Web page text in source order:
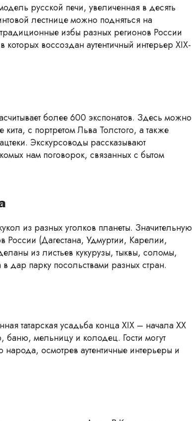
русской печи, увеличенная в десять
лестнице можно подняться на
избы разных регионов России
воссоздан аутентичный интерьер XIX-
более 600 экспонатов. Здесь можно
с портретом Льва Толстого, а также
Экскурсоводы рассказывают
нам поговорок, связанных с бытом
из разных уголков планеты. Значительную
России (Дагестана, Удмуртии, Карелии,
из листьев кукурузы, тыквы, соломы,
дар парку посольствами разных стран.
татарская усадьба конца XIX – начала ХХ
баню, мельницу и колодец. Гости могут
народа, осмотрев аутентичные интерьеры и